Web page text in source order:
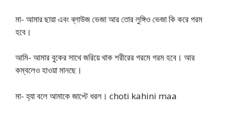
মা- আমার ছায়া এবং ব্লাউজ ভেজা আর তোর লুঙ্গিও ভেজা কি করে গরম
হবে।
আমি- আমার বুকের সাথে জরিয়ে থাক শরীরের গরমে গরম হবে। আর
কম্বলেও হাওয়া মানছে।
মা- হ্যা বলে আমাকে জাপ্টে ধরল। choti kahini maa